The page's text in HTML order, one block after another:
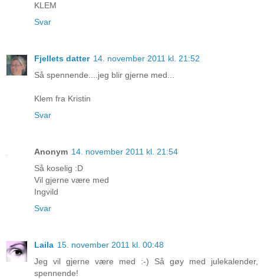
KLEM
Svar
Fjellets datter 14. november 2011 kl. 21:52
Så spennende....jeg blir gjerne med...
Klem fra Kristin
Svar
Anonym 14. november 2011 kl. 21:54
Så koselig :D
Vil gjerne være med
Ingvild
Svar
Laila 15. november 2011 kl. 00:48
Jeg vil gjerne være med :-) Så gøy med julekalender,
spennende!